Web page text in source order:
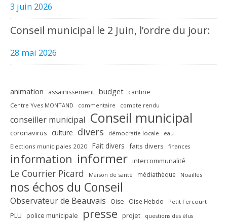
3 juin 2026
Conseil municipal le 2 Juin, l’ordre du jour:
28 mai 2026
animation assainissement budget cantine
Centre Yves MONTAND commentaire compte rendu
conseiller municipal Conseil municipal
coronavirus culture divers démocratie locale eau
Elections municipales 2020 Fait divers faits divers finances
information informer intercommunalité
Le Courrier Picard Maison de santé médiathèque Noailles
nos échos du Conseil
Observateur de Beauvais Oise Oise Hebdo Petit Fercourt
PLU police municipale presse projet questions des élus